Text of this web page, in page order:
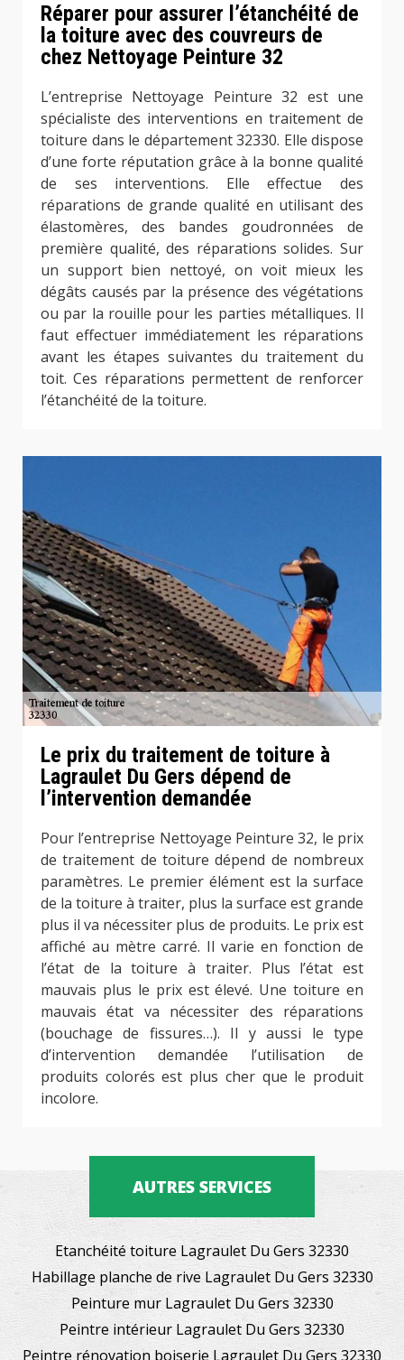
Réparer pour assurer l’étanchéité de
la toiture avec des couvreurs de
chez Nettoyage Peinture 32
L’entreprise Nettoyage Peinture 32 est une
spécialiste des interventions en traitement de
toiture dans le département 32330. Elle dispose
d’une forte réputation grâce à la bonne qualité
de ses interventions. Elle effectue des
réparations de grande qualité en utilisant des
élastomères, des bandes goudronnées de
première qualité, des réparations solides. Sur
un support bien nettoyé, on voit mieux les
dégâts causés par la présence des végétations
ou par la rouille pour les parties métalliques. Il
faut effectuer immédiatement les réparations
avant les étapes suivantes du traitement du
toit. Ces réparations permettent de renforcer
l’étanchéité de la toiture.
Le prix du traitement de toiture à
Lagraulet Du Gers dépend de
l’intervention demandée
Pour l’entreprise Nettoyage Peinture 32, le prix
de traitement de toiture dépend de nombreux
paramètres. Le premier élément est la surface
de la toiture à traiter, plus la surface est grande
plus il va nécessiter plus de produits. Le prix est
affiché au mètre carré. Il varie en fonction de
l’état de la toiture à traiter. Plus l’état est
mauvais plus le prix est élevé. Une toiture en
mauvais état va nécessiter des réparations
(bouchage de fissures…). Il y aussi le type
d’intervention demandée l’utilisation de
produits colorés est plus cher que le produit
incolore.
AUTRES SERVICES
Etanchéité toiture Lagraulet Du Gers 32330
Habillage planche de rive Lagraulet Du Gers 32330
Peinture mur Lagraulet Du Gers 32330
Peintre intérieur Lagraulet Du Gers 32330
Peintre rénovation boiserie Lagraulet Du Gers 32330